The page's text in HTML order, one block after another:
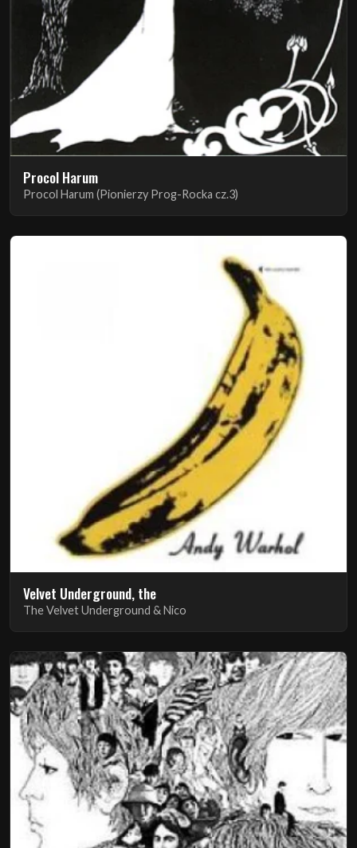
Procol Harum
Procol Harum (Pionierzy Prog-Rocka cz.3)
Velvet Underground, the
The Velvet Underground & Nico